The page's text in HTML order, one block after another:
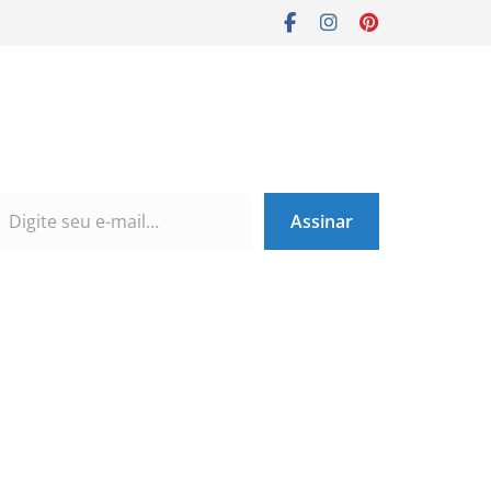
Assinar